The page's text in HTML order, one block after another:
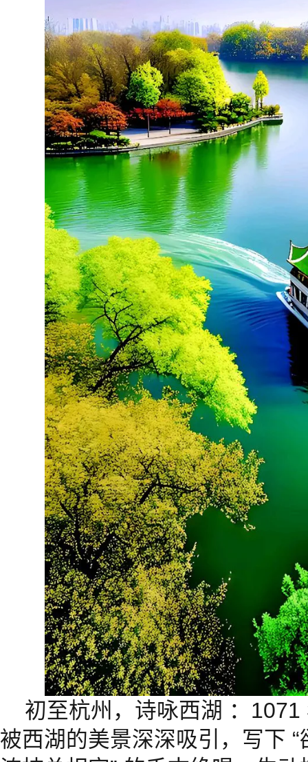
初至杭州，诗咏西湖 ：
被西湖的美景深深吸引，写下